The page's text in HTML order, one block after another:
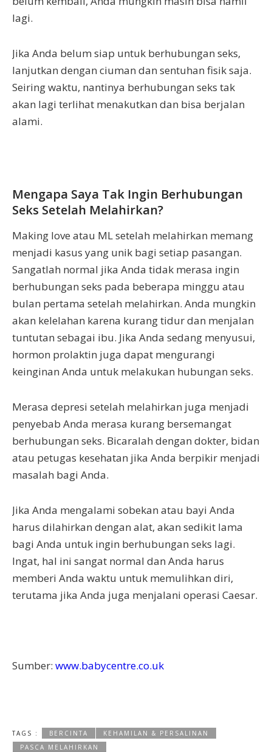
lagi.
Jika Anda belum siap untuk berhubungan seks,
lanjutkan dengan ciuman dan sentuhan fisik saja.
Seiring waktu, nantinya berhubungan seks tak
akan lagi terlihat menakutkan dan bisa berjalan
alami.
Mengapa Saya Tak Ingin Berhubungan
Seks Setelah Melahirkan?
Making love atau ML setelah melahirkan memang
menjadi kasus yang unik bagi setiap pasangan.
Sangatlah normal jika Anda tidak merasa ingin
berhubungan seks pada beberapa minggu atau
bulan pertama setelah melahirkan. Anda mungkin
akan kelelahan karena kurang tidur dan menjalan
tuntutan sebagai ibu. Jika Anda sedang menyusui,
hormon prolaktin juga dapat mengurangi
keinginan Anda untuk melakukan hubungan seks.
Merasa depresi setelah melahirkan juga menjadi
penyebab Anda merasa kurang bersemangat
berhubungan seks. Bicaralah dengan dokter, bidan
atau petugas kesehatan jika Anda berpikir menjadi
masalah bagi Anda.
Jika Anda mengalami sobekan atau bayi Anda
harus dilahirkan dengan alat, akan sedikit lama
bagi Anda untuk ingin berhubungan seks lagi.
Ingat, hal ini sangat normal dan Anda harus
memberi Anda waktu untuk memulihkan diri,
terutama jika Anda juga menjalani operasi Caesar.
Sumber: www.babycentre.co.uk
TAGS : BERCINTA
KEHAMILAN & PERSALINAN
PASCA MELAHIRKAN